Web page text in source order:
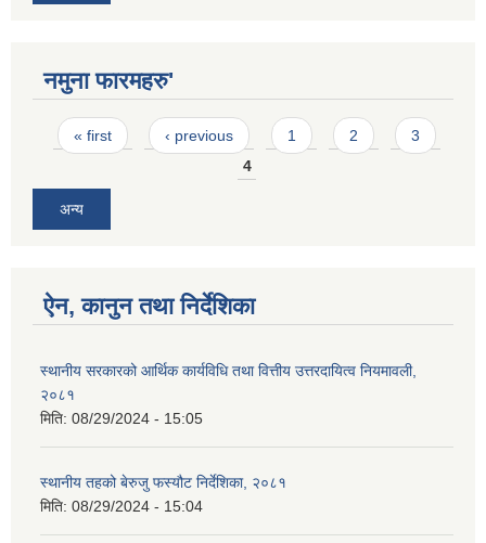
नमुना फारमहरु'
Pages
« first ‹ previous 1 2
3
4
अन्य
ऐन, कानुन तथा निर्देशिका
स्थानीय सरकारको आर्थिक कार्यविधि तथा वित्तीय उत्तरदायित्व नियमावली,
२०८१
मिति: 08/29/2024 - 15:05
स्थानीय तहको बेरुजु फस्यौट निर्देशिका, २०८१
मिति: 08/29/2024 - 15:04